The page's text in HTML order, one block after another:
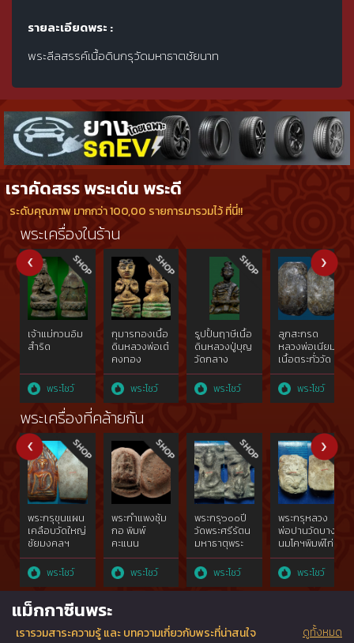
รายละเอียดพระ :
พระลีลสรรค์เนื้อดินกรุวัดมหาธาตชัยนาท
เราคัดสรร พระเด่น พระดี
ระดับคุณภาพ มากกว่า 100,00 รายการมารวมไว้ ที่นี่!!
พระเครื่องในร้าน
เจ้าแม่กวนอิม
สำริด
พระโชว์
กุมารทองเนื้อ
ดินหลวงพ่อเต๋
คงทอง
พระโชว์
รูปปั้นฤาษีเนื้อ
ดินหลวงปู่บุญ
วัดกลาง
บางแก้ว
นครปฐม
พระโชว์
ลูกสะกรด
หลวงพ่อเนียม
เนื้อตระกั่ววัด
น้อย
สุพรรณบุรี
พระโชว์
พระเครื่องที่คล้ายกัน
พระกรุขุนแผน
เคลือบวัดใหญ่
ชัยมงคลฯ
จ.พระนครศรีอยุธยา๔๐๐ปี{rare
show}พระโชว์
พระกำแพงซุ้ม
กอ พิมพ์
คะแนน
พระโชว์
พระกรุ๖๐๐ปี
วัดพระศรีรัตน
มหาธาตุพระ
มเหศวร
จ.สุพรรณบุรี
พิมพ์ใหญ่เศียร
โตชิน
พระโชว์
พระกรุหลวง
พ่อปานวัดบาง
นมโคฯพิมพ์ไก่
เบรกไก่หางห้า
เส้น(ไก่
สมาธิ)พ.ศ.๒๔๕๐
show}คราบ
กาลเวลา
พระโชว์
แม็กกาซีนพระ
เรารวมสาระความรู้ และ บทความเกี่ยวกับพระที่น่าสนใจ ดูทั้งหมด